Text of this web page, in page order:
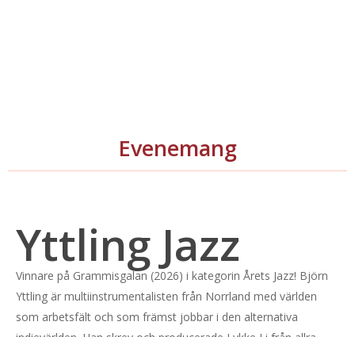
Evenemang
Yttling Jazz
Vinnare på Grammisgalan (2026) i kategorin Årets Jazz! Björn
Yttling är multiinstrumentalisten från Norrland med världen
som arbetsfält och som främst jobbar i den alternativa